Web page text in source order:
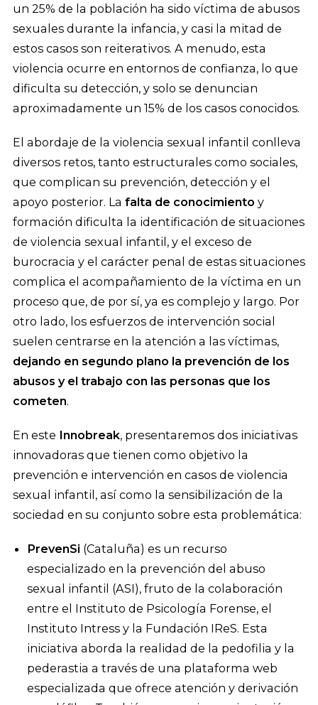
un 25% de la población ha sido víctima de abusos
sexuales durante la infancia, y casi la mitad de
estos casos son reiterativos. A menudo, esta
violencia ocurre en entornos de confianza, lo que
dificulta su detección, y solo se denuncian
aproximadamente un 15% de los casos conocidos.
El abordaje de la violencia sexual infantil conlleva
diversos retos, tanto estructurales como sociales,
que complican su prevención, detección y el
apoyo posterior. La falta de conocimiento y
formación dificulta la identificación de situaciones
de violencia sexual infantil, y el exceso de
burocracia y el carácter penal de estas situaciones
complica el acompañamiento de la víctima en un
proceso que, de por sí, ya es complejo y largo. Por
otro lado, los esfuerzos de intervención social
suelen centrarse en la atención a las víctimas,
dejando en segundo plano la prevención de los
abusos y el trabajo con las personas que los
cometen.
En este Innobreak, presentaremos dos iniciativas
innovadoras que tienen como objetivo la
prevención e intervención en casos de violencia
sexual infantil, así como la sensibilización de la
sociedad en su conjunto sobre esta problemática:
PrevenSi (Cataluña) es un recurso
especializado en la prevención del abuso
sexual infantil (ASI), fruto de la colaboración
entre el Instituto de Psicología Forense, el
Instituto Intress y la Fundación IReS. Esta
iniciativa aborda la realidad de la pedofilia y la
pederastia a través de una plataforma web
especializada que ofrece atención y derivación